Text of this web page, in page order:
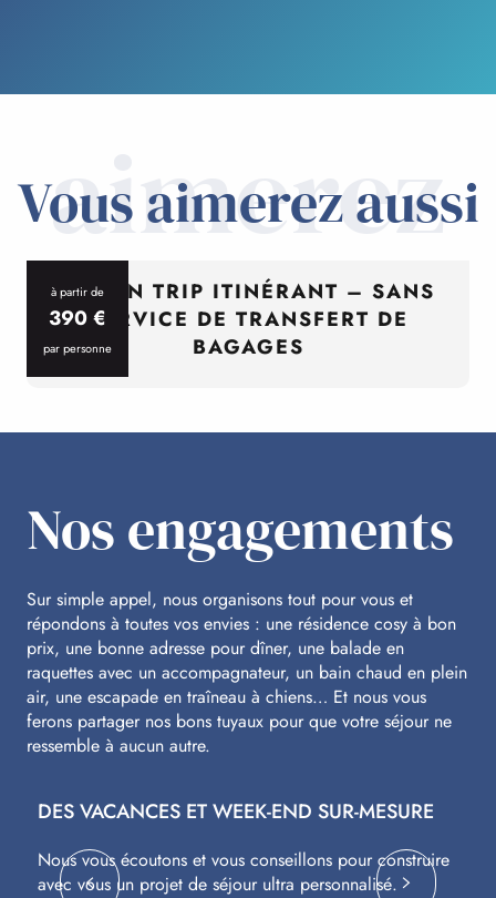
aimerez
Vous aimerez aussi
à partir de
390€
par personne
CYCL’N TRIP ITINÉRANT – SANS
SERVICE DE TRANSFERT DE
BAGAGES
Nos engagements
Sur simple appel, nous organisons tout pour vous et
répondons à toutes vos envies : une résidence cosy à bon
prix, une bonne adresse pour dîner, une balade en
raquettes avec un accompagnateur, un bain chaud en plein
air, une escapade en traîneau à chiens… Et nous vous
ferons partager nos bons tuyaux pour que votre séjour ne
ressemble à aucun autre.
DES VACANCES ET WEEK-END SUR-MESURE
Nous vous écoutons et vous conseillons pour construire
avec vous un projet de séjour ultra personnalisé.